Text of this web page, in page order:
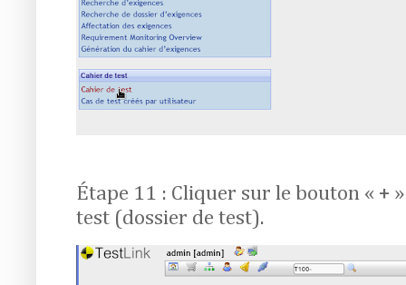
Étape 11 : Cliquer sur le bouton « +
test (dossier de test).